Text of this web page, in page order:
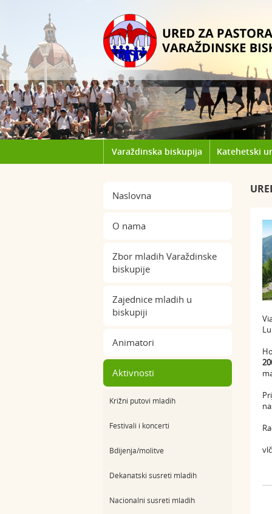
Varaždinska biskupija Katehetski
Naslovna
O nama
Zbor mladih Varaždinske
biskupije
Zajednice mladih u
biskupiji
Animatori
Aktivnosti
Križni putovi mladih
Festivali i koncerti
Bdijenja/molitve
Dekanatski susreti mladih
Nacionalni susreti mladih